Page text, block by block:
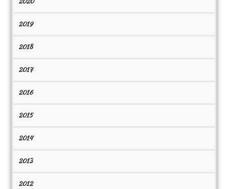
2019
2018
2017
2016
2015
2014
2013
2012